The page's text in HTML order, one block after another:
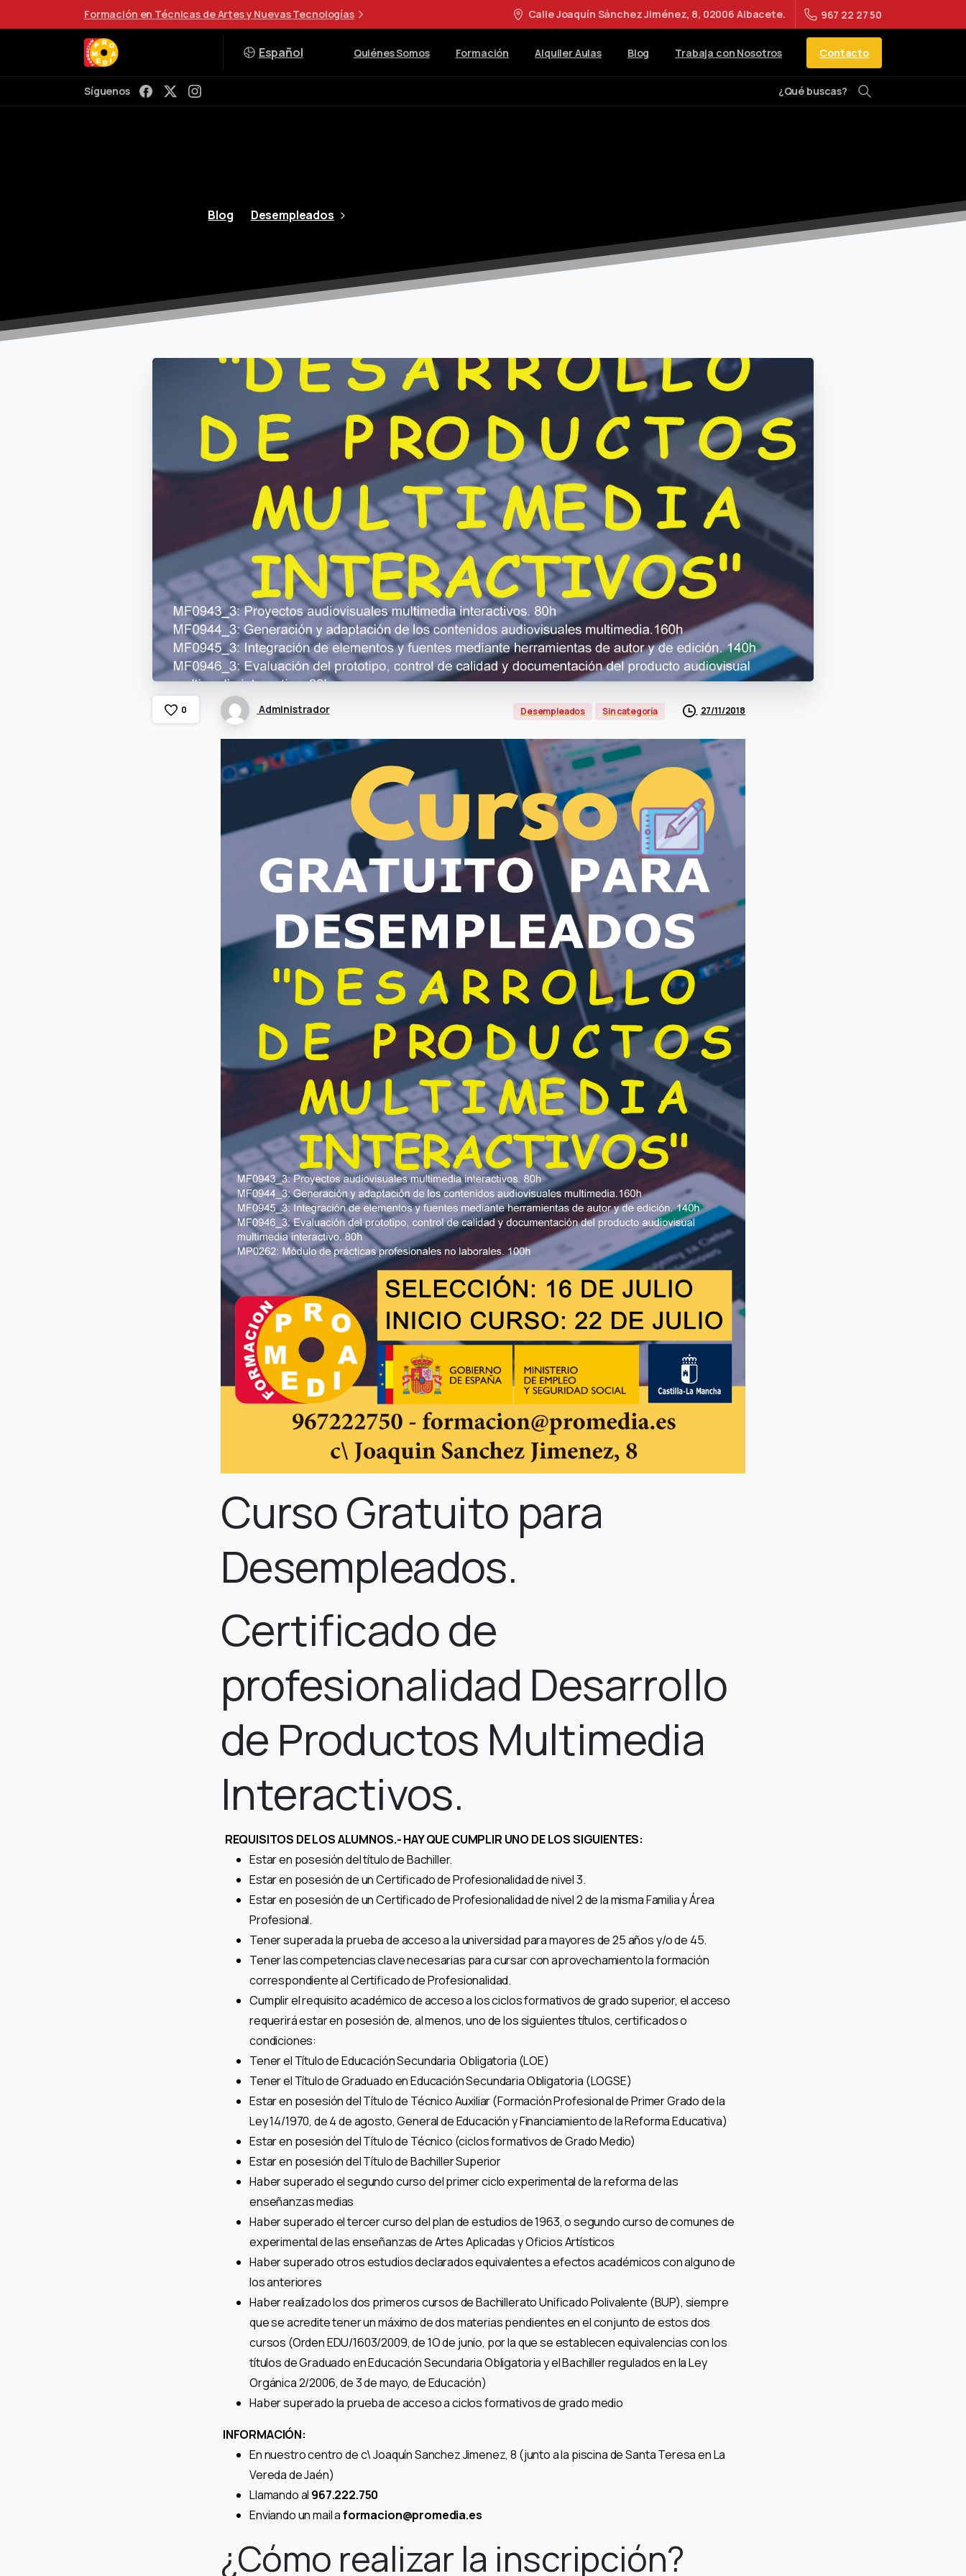
Formación en Técnicas de Artes y Nuevas Tecnologías Calle Joaquín Sánchez Jiménez, 8, 02006 Albacete. 967 22 27 50
Español Quiénes Somos Formación Alquiler Aulas Blog Trabaja con Nosotros Contacto
Síguenos ¿Qué buscas?
Buscar
Blog Desempleados
0 Administrador Desempleados Sin categoría 27/11/2018
Curso Gratuito para
Desempleados.
Certificado de
profesionalidad Desarrollo
de Productos Multimedia
Interactivos.
REQUISITOS DE LOS ALUMNOS.- HAY QUE CUMPLIR UNO DE LOS SIGUIENTES:
Estar en posesión del título de Bachiller.
Estar en posesión de un Certificado de Profesionalidad de nivel 3.
Estar en posesión de un Certificado de Profesionalidad de nivel 2 de la misma Familia y Área
Profesional.
Tener superada la prueba de acceso a la universidad para mayores de 25 años y/o de 45.
Tener las competencias clave necesarias para cursar con aprovechamiento la formación
correspondiente al Certificado de Profesionalidad.
Cumplir el requisito académico de acceso a los ciclos formativos de grado superior, el acceso
requerirá estar en posesión de, al menos, uno de los siguientes títulos, certificados o
condiciones:
Tener el Título de Educación Secundaria Obligatoria (LOE)
Tener el Título de Graduado en Educación Secundaria Obligatoria (LOGSE)
Estar en posesión del Título de Técnico Auxiliar (Formación Profesional de Primer Grado de la
Ley 14/1970, de 4 de agosto, General de Educación y Financiamiento de la Reforma Educativa)
Estar en posesión del Título de Técnico (ciclos formativos de Grado Medio)
Estar en posesión del Título de Bachiller Superior
Haber superado el segundo curso del primer ciclo experimental de la reforma de las
enseñanzas medias
Haber superado el tercer curso del plan de estudios de 1963, o segundo curso de comunes de
experimental de las enseñanzas de Artes Aplicadas y Oficios Artísticos
Haber superado otros estudios declarados equivalentes a efectos académicos con alguno de
los anteriores
Haber realizado los dos primeros cursos de Bachillerato Unificado Polivalente (BUP), siempre
que se acredite tener un máximo de dos materias pendientes en el conjunto de estos dos
cursos (Orden EDU/1603/2009, de 1O de junio, por la que se establecen equivalencias con los
títulos de Graduado en Educación Secundaria Obligatoria y el Bachiller regulados en la Ley
Orgánica 2/2006, de 3 de mayo, de Educación)
Haber superado la prueba de acceso a ciclos formativos de grado medio
INFORMACIÓN:
En nuestro centro de c\ Joaquín Sanchez Jimenez, 8 (junto a la piscina de Santa Teresa en La
Vereda de Jaén)
Llamando al 967.222.750
Enviando un mail aformacion@promedia.es
¿Cómo realizar la inscripción?